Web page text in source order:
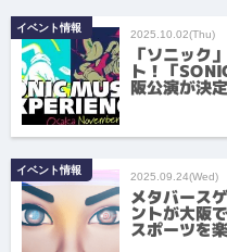
イベント情報 2025.10.02(Thu)
「ソニック
ト！「
阪公演が決
イベント情報 2025.09.24(Wed)
メタバース
ントが大阪
スポーツを